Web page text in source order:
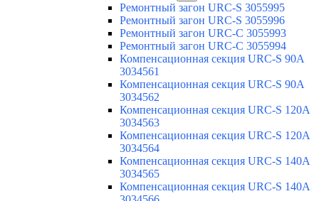
Ремонтный загон URC-S 3055995
Ремонтный загон URC-S 3055996
Ремонтный загон URC-C 3055993
Ремонтный загон URC-C 3055994
Компенсационная секция URC-S 90A
3034561
Компенсационная секция URC-S 90A
3034562
Компенсационная секция URC-S 120A
3034563
Компенсационная секция URC-S 120A
3034564
Компенсационная секция URC-S 140A
3034565
Компенсационная секция URC-S 140A